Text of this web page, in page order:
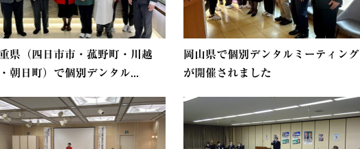
県（四日市市・菰野町・川越
朝日町）で個別デンタル...
岡山県で個別デンタルミーティング
が開催されました